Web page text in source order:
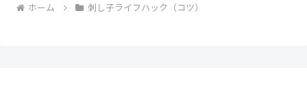
ホーム 刺し子ライフハック（コツ）